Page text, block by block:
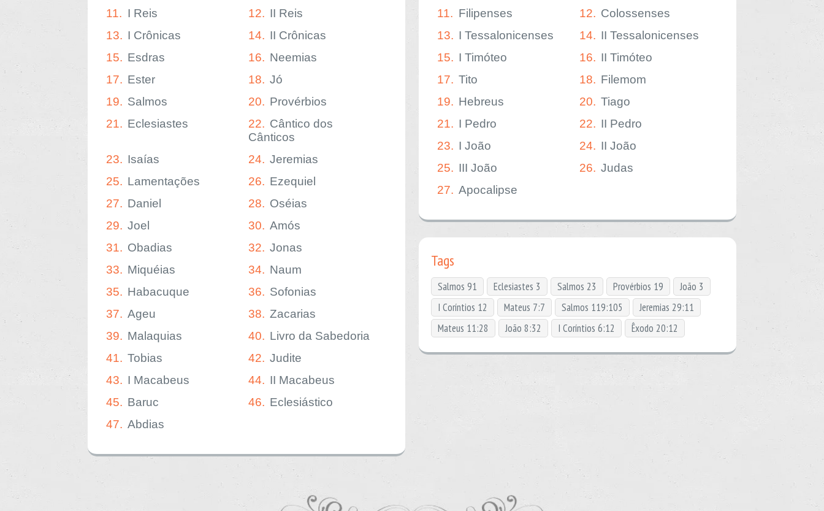
11. I Reis 12. II Reis
13. I Crônicas 14. II Crônicas
15. Esdras 16. Neemias
17. Ester 18. Jó
19. Salmos 20. Provérbios
21. Eclesiastes 22. Cântico dos
Cânticos
23. Isaías 24. Jeremias
25. Lamentações 26. Ezequiel
27. Daniel 28. Oséias
29. Joel 30. Amós
31. Obadias 32. Jonas
33. Miquéias 34. Naum
35. Habacuque 36. Sofonias
37. Ageu 38. Zacarias
39. Malaquias 40. Livro da Sabedoria
41. Tobias 42. Judite
43. I Macabeus 44. II Macabeus
45. Baruc 46. Eclesiástico
47. Abdias
11. Filipenses 12. Colossenses
13. I Tessalonicenses 14. II Tessalonicenses
15. I Timóteo 16. II Timóteo
17. Tito 18. Filemom
19. Hebreus 20. Tiago
21. I Pedro 22. II Pedro
23. I João 24. II João
25. III João 26. Judas
27. Apocalipse
Tags
Salmos 91 Eclesiastes 3 Salmos 23 Provérbios 19
João 3
I Coríntios 12
Mateus 7:7 Salmos 119:105
Jeremias 29:11
Mateus 11:28
João 8:32 I Coríntios 6:12 Êxodo 20:12